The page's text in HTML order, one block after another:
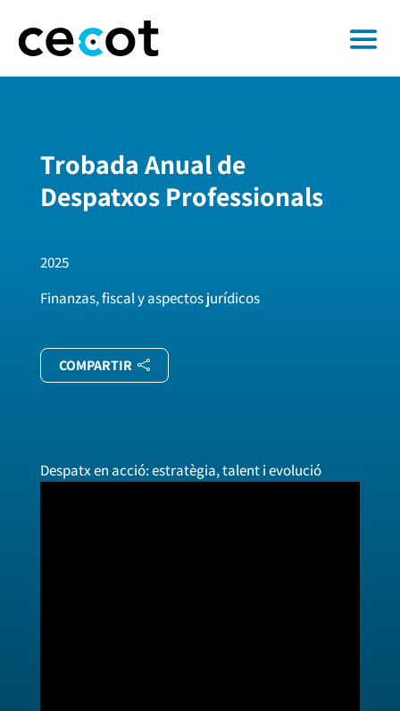
Trobada Anual de
Despatxos Professionals
2025
Finanzas, fiscal y aspectos jurídicos
COMPARTIR
Despatx en acció: estratègia, talent i evolució